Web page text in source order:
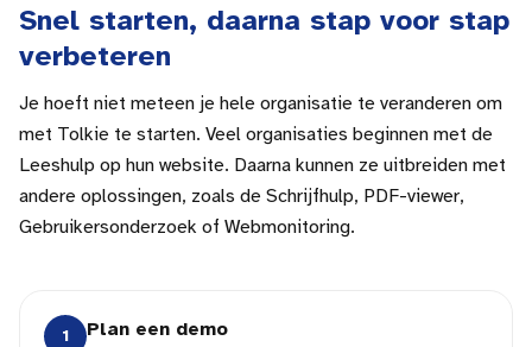
Snel starten, daarna stap voor stap
verbeteren
Je hoeft niet meteen je hele organisatie te veranderen om
met Tolkie te starten. Veel organisaties beginnen met de
Leeshulp op hun website. Daarna kunnen ze uitbreiden met
andere oplossingen, zoals de Schrijfhulp, PDF-viewer,
Gebruikersonderzoek of Webmonitoring.
1 Plan een demo